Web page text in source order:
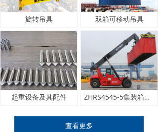
旋转吊具 双箱可移动吊具
起重设备及其配件 ZHRS4545-5集装箱正面吊运起重机
查看更多